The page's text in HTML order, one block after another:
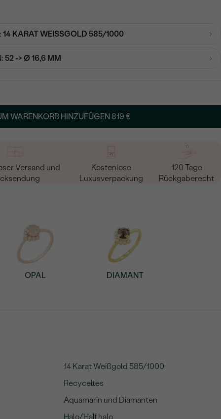
14 KARAT WEISSGOLD 585/1000
52 -> Ø 16,6 MM
WARENKORB HINZUFÜGEN 819 €
Versand und
Kostenlose
Luxusverpackung
120 Tage
Rückgaberecht
OPAL DIAMANT
14 Karat Weißgold 585/1000
Recyceltes
Aquamarin und Diamanten
Halo/Half halo